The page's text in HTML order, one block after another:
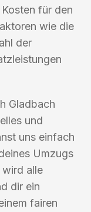
für den
wie die
der
Gladbach
und
uns einfach
Umzugs
wird alle
dir ein
fairen